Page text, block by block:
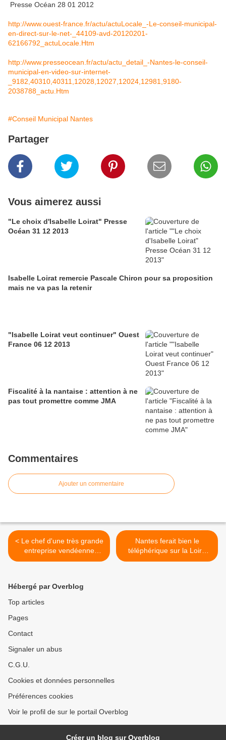
Presse Océan 28 01 2012
http://www.ouest-france.fr/actu/actuLocale_-Le-conseil-municipal-
en-direct-sur-le-net-_44109-avd-20120201-
62166792_actuLocale.Htm
http://www.presseocean.fr/actu/actu_detail_-Nantes-le-conseil-
municipal-en-video-sur-internet-
_9182,40310,40311,12028,12027,12024,12981,9180-
2038788_actu.Htm
#Conseil Municipal Nantes
Partager
Vous aimerez aussi
"Le choix d'Isabelle Loirat" Presse
Océan 31 12 2013
Isabelle Loirat remercie Pascale Chiron pour sa proposition
mais ne va pas la retenir
"Isabelle Loirat veut continuer" Ouest
France 06 12 2013
Fiscalité à la nantaise : attention à ne
pas tout promettre comme JMA
Commentaires
Ajouter un commentaire
< Le chef d'une très grande
entreprise vendéenne
hostile au projet NDDL
Nantes ferait bien le
téléphérique sur la Loire
mais n'ose pas le dire >
Hébergé par Overblog
Top articles
Pages
Contact
Signaler un abus
C.G.U.
Cookies et données personnelles
Préférences cookies
Voir le profil de sur le portail Overblog
Créer un blog sur Overblog